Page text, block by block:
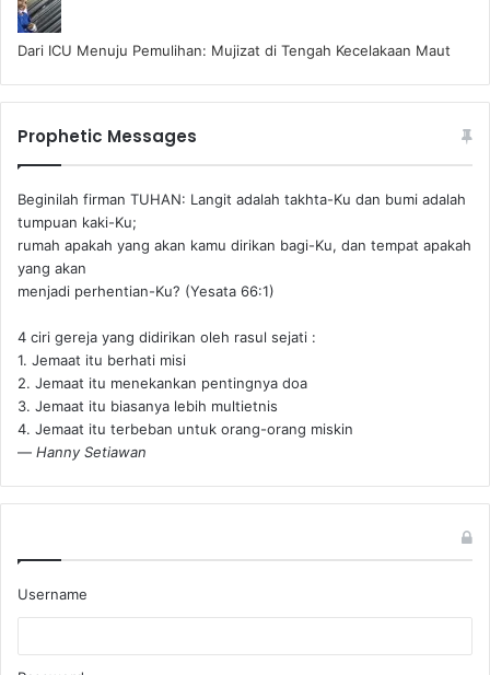
Dari ICU Menuju Pemulihan: Mujizat di Tengah Kecelakaan Maut
Prophetic Messages
Beginilah firman TUHAN: Langit adalah takhta-Ku dan bumi adalah
tumpuan kaki-Ku;
rumah apakah yang akan kamu dirikan bagi-Ku, dan tempat apakah
yang akan
menjadi perhentian-Ku? (Yesata 66:1) ‪
4 ciri gereja yang didirikan oleh rasul sejati :
1. Jemaat itu berhati misi
2. Jemaat itu menekankan pentingnya doa
3. Jemaat itu biasanya lebih multietnis
4. Jemaat itu terbeban untuk orang-orang miskin
— Hanny Setiawan
Username